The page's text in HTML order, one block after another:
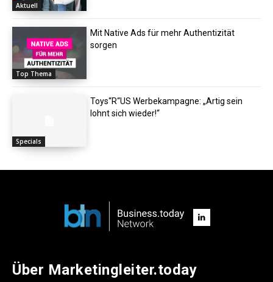
Aktuell
Top Thema
Mit Native Ads für mehr Authentizität
sorgen
Specials
Toys“R“US Werbekampagne: „Artig sein
lohnt sich wieder!“
Über Marketingleiter.today